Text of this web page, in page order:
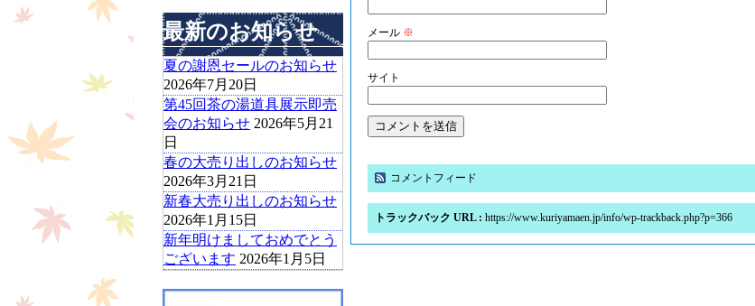
メール ※
サイト
コメントフィード
トラックバック URL : https://www.kuriyamaen.jp/info/wp-trackback.php?p=366
最新のお知らせ
夏の謝恩セールのお知らせ
2026年7月20日
第45回茶の湯道具展示即売
会のお知らせ 2026年5月21
日
春の大売り出しのお知らせ
2026年3月21日
新春大売り出しのお知らせ
2026年1月15日
新年明けましておめでとう
ございます 2026年1月5日